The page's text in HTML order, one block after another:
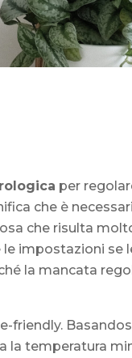
per
che è
che risulta
impostazioni se
la mancata
friendly.
la temperatura